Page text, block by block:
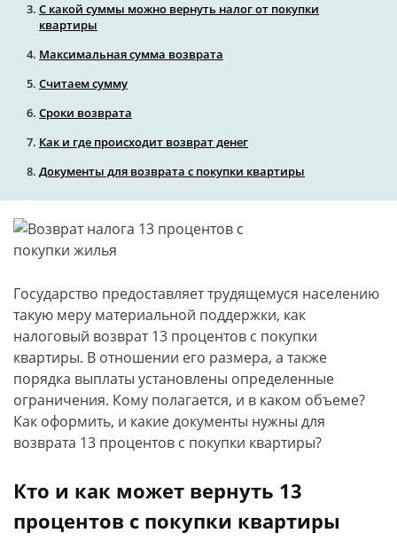
С какой суммы можно вернуть налог от покупки
квартиры
Максимальная сумма возврата
Считаем сумму
Сроки возврата
Как и где происходит возврат денег
Документы для возврата с покупки квартиры
Государство предоставляет трудящемуся населению
такую меру материальной поддержки, как
налоговый возврат 13 процентов с покупки
квартиры. В отношении его размера, а также
порядка выплаты установлены определенные
ограничения. Кому полагается, и в каком объеме?
Как оформить, и какие документы нужны для
возврата 13 процентов с покупки квартиры?
Кто и как может вернуть 13
процентов с покупки квартиры